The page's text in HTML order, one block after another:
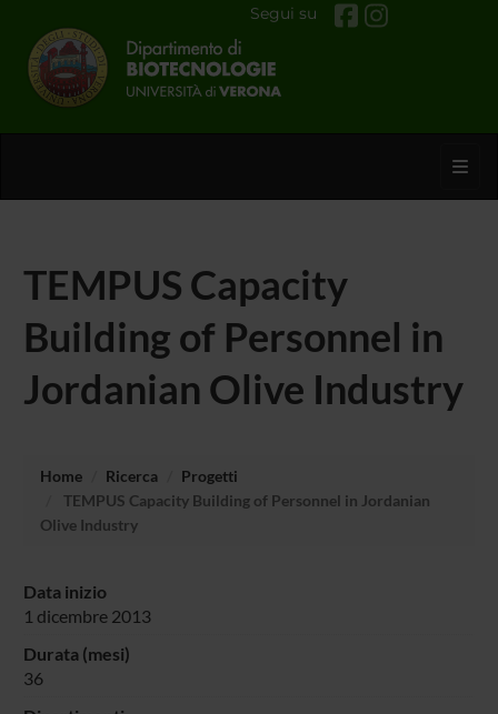
Segui su
TEMPUS Capacity
Building of Personnel in
Jordanian Olive Industry
Home Ricerca
Progetti
TEMPUS Capacity Building of Personnel in Jordanian
Olive Industry
Data inizio
1 dicembre 2013
Durata (mesi)
36